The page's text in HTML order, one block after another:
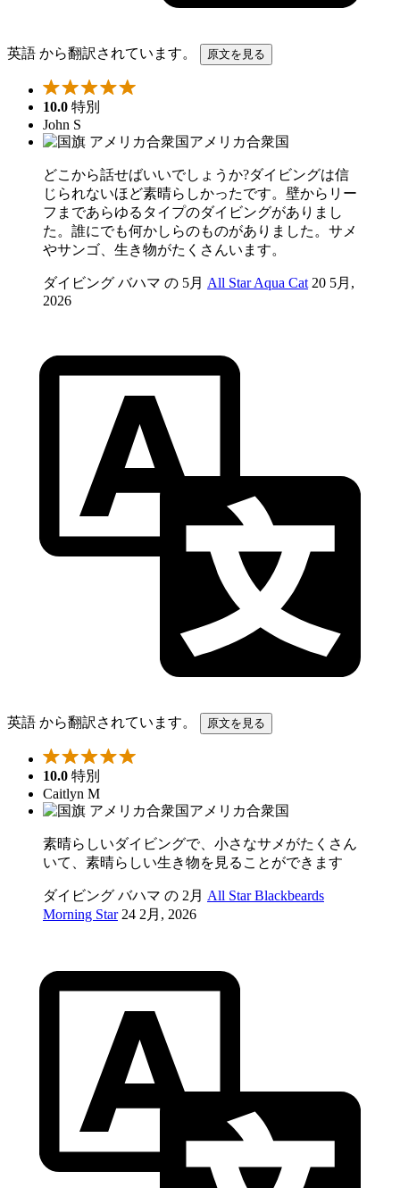
英語 から翻訳されています。 原文を見る
10.0 特別
John S
アメリカ合衆国
どこから話せばいいでしょうか?ダイビングは信
じられないほど素晴らしかったです。壁からリー
フまであらゆるタイプのダイビングがありまし
た。誰にでも何かしらのものがありました。サメ
やサンゴ、生き物がたくさんいます。
ダイビング バハマ の 5月 All Star Aqua Cat 20 5月,
2026
英語 から翻訳されています。 原文を見る
10.0 特別
Caitlyn M
アメリカ合衆国
素晴らしいダイビングで、小さなサメがたくさん
いて、素晴らしい生き物を見ることができます
ダイビング バハマ の 2月 All Star Blackbeards
Morning Star 24 2月, 2026